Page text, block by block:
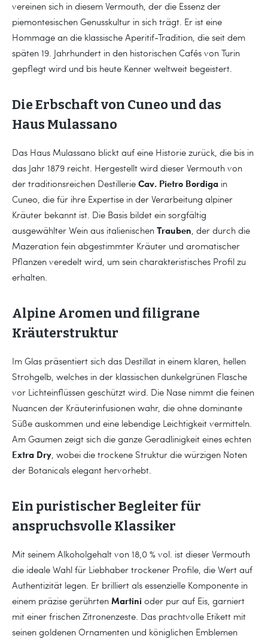
vereinen sich in diesem Vermouth, der die Essenz der
piemontesischen Genusskultur in sich trägt. Er ist eine
Hommage an die klassische Aperitif-Tradition, die seit dem
späten 19. Jahrhundert in den historischen Cafés von Turin
gepflegt wird und bis heute Kenner weltweit begeistert.
Die Erbschaft von Cuneo und das
Haus Mulassano
Das Haus Mulassano blickt auf eine Historie zurück, die bis in
das Jahr 1879 reicht. Hergestellt wird dieser Vermouth von
der traditionsreichen Destillerie Cav. Pietro Bordiga in
Cuneo, die für ihre Expertise in der Verarbeitung alpiner
Kräuter bekannt ist. Die Basis bildet ein sorgfältig
ausgewählter Wein aus italienischen Trauben, der durch die
Mazeration fein abgestimmter Kräuter und aromatischer
Pflanzen veredelt wird, um sein charakteristisches Profil zu
erhalten.
Alpine Aromen und filigrane
Kräuterstruktur
Im Glas präsentiert sich das Destillat in einem klaren, hellen
Strohgelb, welches in der klassischen dunkelgrünen Flasche
vor Lichteinflüssen geschützt wird. Die Nase nimmt die feinen
Nuancen der Kräuterinfusionen wahr, die ohne dominante
Süße auskommen und eine lebendige Leichtigkeit vermitteln.
Am Gaumen zeigt sich die ganze Geradlinigkeit eines echten
Extra Dry, wobei die trockene Struktur die würzigen Noten
der Botanicals elegant hervorhebt.
Ein puristischer Begleiter für
anspruchsvolle Klassiker
Mit seinem Alkoholgehalt von 18,0 % vol. ist dieser Vermouth
die ideale Wahl für Liebhaber trockener Profile, die Wert auf
Authentizität legen. Er brilliert als essenzielle Komponente in
einem präzise gerührten Martini oder pur auf Eis, garniert
mit einer frischen Zitronenzeste. Das prachtvolle Etikett mit
seinen goldenen Ornamenten und königlichen Emblemen